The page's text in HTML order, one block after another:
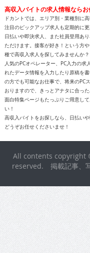
高収入バイトの求人情報ならお
ドカントでは、エリア別・業種別に
注目のピックアップ求人も定期的に
日払いや即決求人、また社員登用あ
ただけます。接客が好き！という方
種で高収入求人を探してみませんか？
人気のPCオペレーター、PC入力の
れたデータ情報を入力したり原稿を
の方でも可能なお仕事で、将来のPC
おりますので、きっとアナタに合った
面白特集ページもたっぷりご用意し
い！
高収入バイトをお探しなら、日払い
どうぞお任せくださいませ！
All contents copyright
reserved. 掲載記事、写